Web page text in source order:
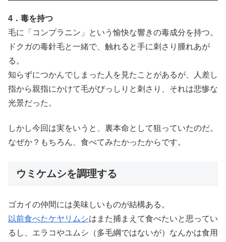
4．毒を持つ
毛に「コンプラニン」という愉快な響きの毒成分を持つ。
ドクガの毒針毛と一緒で、触れると手に刺さり腫れあが
る。
知らずにつかんでしまった人を見たことがあるが、人差し
指から親指にかけて毛がびっしりと刺さり、それは悲惨な
光景だった。
しかし今回は実をいうと、裏本命として狙っていたのだ。
なぜか？もちろん、食べてみたかったからです。
ウミケムシを調理する
ゴカイの仲間には美味しいものが結構ある。
以前食べたケヤリムシはまた捕まえて食べたいと思ってい
るし、エラコやユムシ（多毛綱ではないが）なんかは食用